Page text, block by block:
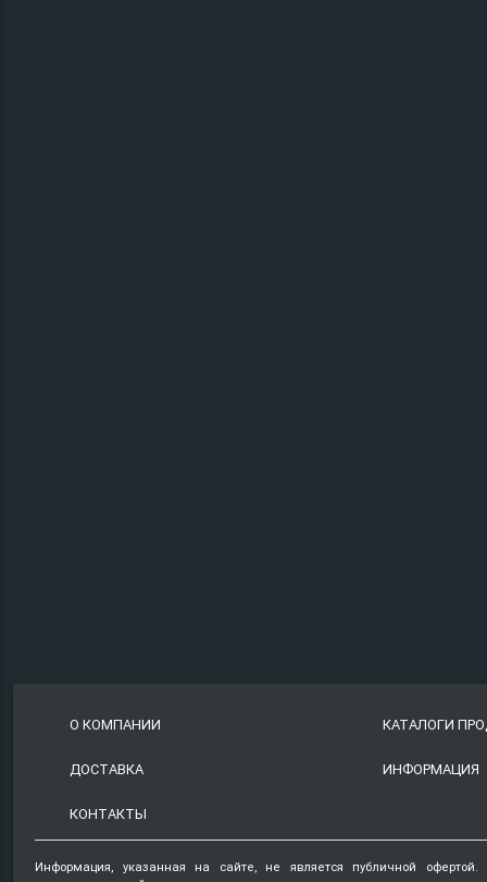
О КОМПАНИИ КАТАЛОГИ
ДОСТАВКА ИНФОРМАЦИЯ
КОНТАКТЫ
Информация, указанная на сайте, не является публичной